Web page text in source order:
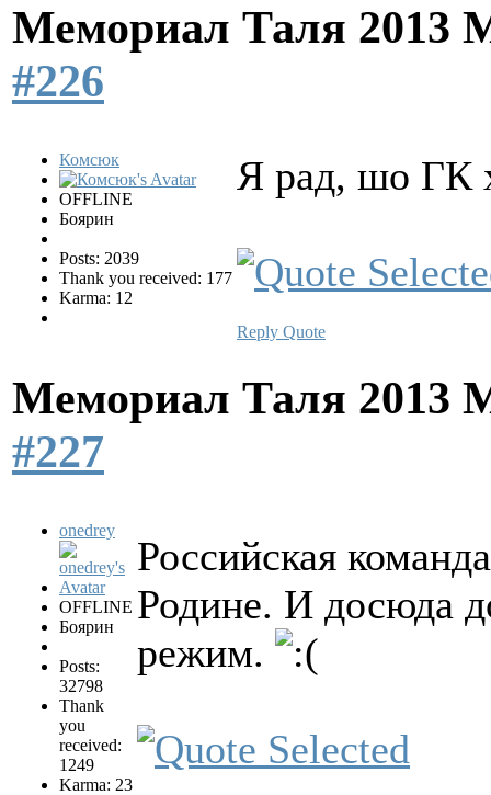
Мемориал Таля 2013
#226
Комсюк
OFFLINE
Боярин
Posts: 2039
Thank you received: 177
Karma: 12
Я рад, шо ГК
Reply Quote
Мемориал Таля 2013
#227
onedrey
OFFLINE
Боярин
Posts:
32798
Thank
you
received:
1249
Karma: 23
Российская
Родине. И досюда
режим.